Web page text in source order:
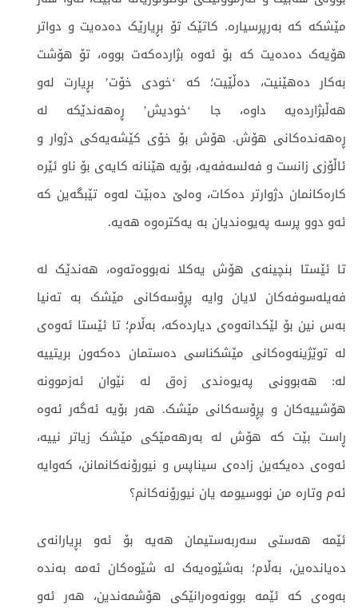
مێشکە کە بەرپرسیارە. کاتێک تۆ بڕیارێک دەدەیت و دواتر
هۆیەک دەدەیت کە بۆ ئەوە بژاردەکەت بووە، تۆ هۆشت
بەکار دەهێنیت، دەڵێیت؛ کە ‘خودی خۆت’ بڕیارت لەو
هەڵبژاردەیە داوە، جا ‘خودیش’ ڕەهەندێکە لە
ڕەهەندەکانی هۆش. هۆش بۆ خۆی کێشەیەکی دژوار و
ئاڵۆزی زانست و فەلسەفەیە، بۆیە هێنانە کایەی بۆ ناو ئێرە
کارەکانمان دژوارتر دەکات، وەلێ دەبێت لەوە تێبگەین کە
ئەو دوو پرسە پەیوەندیان بە یەکترەوە هەیە.
تا ئێستا بنچینەی هۆش یەکلا نەبووەتەوە، هەندێک لە
فەیلەسوفەکان لایان وایە پڕۆسەکانی مێشک بە تەنیا
بەس نین بۆ لێکدانەوەی دیاردەکە، بەڵام؛ تا ئێستا ئەوەی
لە توێژینەوەکانی مێشکناسی دەستمان دەکەون بریتییە
لە: هەبوونی پەیوەندی زەق لە نێوان ئەزموونە
هۆشییەکان و پڕۆسەکانی مێشک. هەر بۆیە ئەگەر ئەوە
ڕاست بێت کە هۆش لە بەرهەمێکی مێشک زیاتر نییە،
ئەوەی دەیکەین زادەی سیناپس و نیورۆنەکانمانن، کەوایە
ئەم وتارە من نووسیومە یان نیورۆنەکانم؟
ئێمە هەستی سەربەستیمان هەیە بۆ ئەو بڕیارانەی
دەیاندەین، بەڵام؛ بەشێوەیەک لە شێوەکان ئەمە بەندە
بەوەی کە ئێمە بوونەوەرانێکی هۆشمەندین، هەر ئەو